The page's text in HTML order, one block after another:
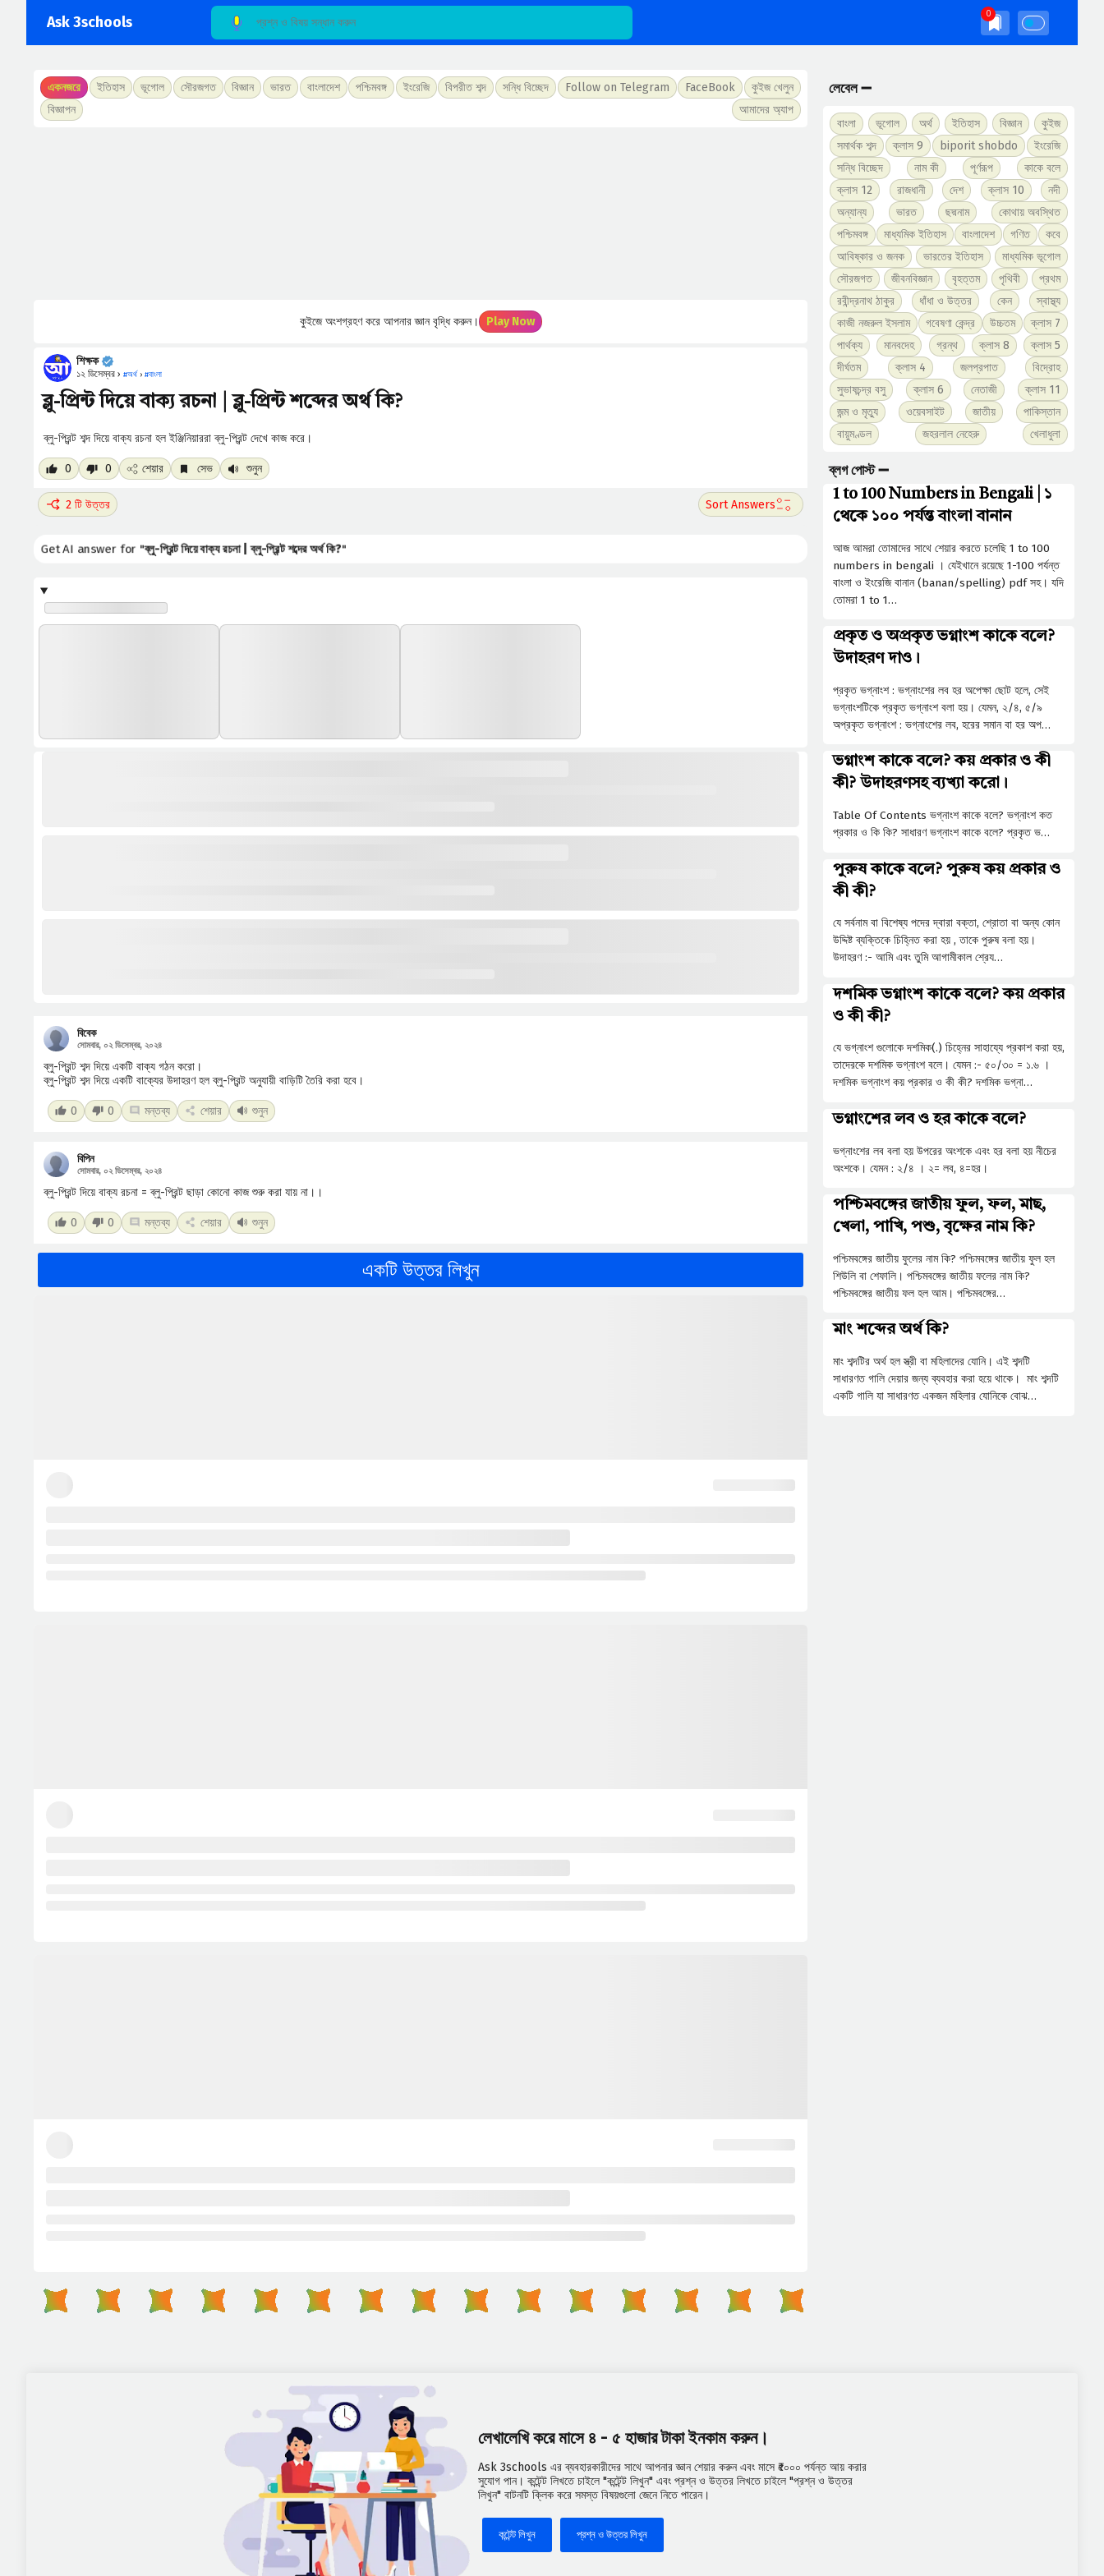
Ask 3schools
একনজরে ইতিহাস ভূগোল সৌরজগত বিজ্ঞান ভারত বাংলাদেশ পশ্চিমবঙ্গ ইংরেজি বিপরীত শব্দ সন্ধি বিচ্ছেদ Follow on Telegram FaceBook
কুইজ খেলুন
বিজ্ঞাপন
আমাদের অ্যাপ
কুইজে অংশগ্রহণ করে আপনার জ্ঞান বৃদ্ধি করুন। Play Now
শিক্ষক
১২ ডিসেম্বর › #অর্থ › #বাংলা
ব্লু-প্রিন্ট দিয়ে বাক্য রচনা | ব্লু-প্রিন্ট শব্দের অর্থ কি?
ব্লু-প্রিন্ট শব্দ দিয়ে বাক্য রচনা হল ইঞ্জিনিয়াররা ব্লু-প্রিন্ট দেখে কাজ করে।
0 0 শেয়ার সেভ শুনুন
2 টি উত্তর
Get AI answer for "ব্লু-প্রিন্ট দিয়ে বাক্য রচনা | ব্লু-প্রিন্ট শব্দের অর্থ কি?"
বিবেক
সোমবার, ০২ ডিসেম্বর, ২০২৪
ব্লু-প্রিন্ট শব্দ দিয়ে একটি বাক্য গঠন করো।
ব্লু-প্রিন্ট শব্দ দিয়ে একটি বাক্যের উদাহরণ হল ব্লু-প্রিন্ট অনুযায়ী বাড়িটি তৈরি করা হবে।
0 0 মন্তব্য শেয়ার শুনুন
বিপিন
সোমবার, ০২ ডিসেম্বর, ২০২৪
ব্লু-প্রিন্ট দিয়ে বাক্য রচনা = ব্লু-প্রিন্ট ছাড়া কোনো কাজ শুরু করা যায় না।।
0 0 মন্তব্য শেয়ার শুনুন
একটি উত্তর লিখুন
লেবেল ➖
বাংলা ভূগোল অর্থ ইতিহাস বিজ্ঞান
কুইজ
সমার্থক শব্দ
ক্লাস 9 biporit shobdo
ইংরেজি
সন্ধি বিচ্ছেদ
নাম কী পূর্ণরূপ
কাকে বলে
ক্লাস 12
রাজধানী দেশ ক্লাস 10
নদী
অন্যান্য
ভারত ছদ্মনাম
কোথায় অবস্থিত
পশ্চিমবঙ্গ
মাধ্যমিক ইতিহাস বাংলাদেশ গণিত
কবে
আবিষ্কার ও জনক
ভারতের ইতিহাস
মাধ্যমিক ভূগোল
সৌরজগত
জীবনবিজ্ঞান বৃহত্তম পৃথিবী
প্রথম
রবীন্দ্রনাথ ঠাকুর
ধাঁধা ও উত্তর কেন
স্বাস্থ্য
কাজী নজরুল ইসলাম
গবেষণা কেন্দ্র উচ্চতম
ক্লাস 7
পার্থক্য
মানবদেহ গ্রন্থ ক্লাস 8
ক্লাস 5
দীর্ঘতম
ক্লাস 4 জলপ্রপাত
বিদ্রোহ
সুভাষচন্দ্র বসু
ক্লাস 6 নেতাজী
ক্লাস 11
জন্ম ও মৃত্যু
ওয়েবসাইট জাতীয়
পাকিস্তান
বায়ুমণ্ডল
জহরলাল নেহেরু খেলাধুলা
ব্লগ পোস্ট ➖
1 to 100 Numbers in Bengali | ১
থেকে ১০০ পর্যন্ত বাংলা বানান
আজ আমরা তোমাদের সাথে শেয়ার করতে চলেছি 1 to 100
numbers in bengali । যেইখানে রয়েছে 1-100 পর্যন্ত
বাংলা ও ইংরেজি বানান (banan/spelling) pdf সহ। যদি
তোমরা 1 to 1…
প্রকৃত ও অপ্রকৃত ভগ্নাংশ কাকে বলে?
উদাহরণ দাও।
প্রকৃত ভগ্নাংশ : ভগ্নাংশের লব হর অপেক্ষা ছােট হলে, সেই
ভগ্নাংশটিকে প্রকৃত ভগ্নাংশ বলা হয়। যেমন, ২/৪, ৫/৯
অপ্রকৃত ভগ্নাংশ : ভগ্নাংশের লব, হরের সমান বা হর অপ…
ভগ্নাংশ কাকে বলে? কয় প্রকার ও কী
কী? উদাহরণসহ ব্যখ্যা করো।
Table Of Contents ভগ্নাংশ কাকে বলে? ভগ্নাংশ কত
প্রকার ও কি কি? সাধারণ ভগ্নাংশ কাকে বলে? প্রকৃত ভ…
পুরুষ কাকে বলে? পুরুষ কয় প্রকার ও
কী কী?
যে সর্বনাম বা বিশেষ্য পদের দ্বারা বক্তা, শ্রোতা বা অন্য কোন
উদ্দিষ্ট ব্যক্তিকে চিহ্নিত করা হয় , তাকে পুরুষ বলা হয়।
উদাহরণ :- আমি এবং তুমি আগামীকাল শ্রেয…
দশমিক ভগ্নাংশ কাকে বলে? কয় প্রকার
ও কী কী?
যে ভগ্নাংশ গুলোকে দশমিক(.) চিহ্নের সাহায্যে প্রকাশ করা হয়,
তাদেরকে দশমিক ভগ্নাংশ বলে। যেমন :- ৫০/৩০ = ১.৬ ।
দশমিক ভগ্নাংশ কয় প্রকার ও কী কী? দশমিক ভগ্না…
ভগ্নাংশের লব ও হর কাকে বলে?
ভগ্নাংশের লব বলা হয় উপরের অংশকে এবং হর বলা হয় নীচের
অংশকে। যেমন : ২/৪ । ২= লব, ৪=হর।
পশ্চিমবঙ্গের জাতীয় ফুল, ফল, মাছ,
খেলা, পাখি, পশু, বৃক্ষের নাম কি?
পশ্চিমবঙ্গের জাতীয় ফুলের নাম কি? পশ্চিমবঙ্গের জাতীয় ফুল হল
শিউলি বা শেফালি। পশ্চিমবঙ্গের জাতীয় ফলের নাম কি?
পশ্চিমবঙ্গের জাতীয় ফল হল আম। পশ্চিমবঙ্গের…
মাং শব্দের অর্থ কি?
মাং শব্দটির অর্থ হল স্ত্রী বা মহিলাদের যোনি। এই শব্দটি
সাধারণত গালি দেয়ার জন্য ব্যবহার করা হয়ে থাকে। মাং শব্দটি
একটি গালি যা সাধারণত একজন মহিলার যোনিকে বোঝ…
লেখালেখি করে মাসে ৪ - ৫ হাজার টাকা ইনকাম করুন।
Ask 3schools এর ব্যবহারকারীদের সাথে আপনার জ্ঞান শেয়ার করুন এবং মাসে ₹৫০০০ পর্যন্ত আয় করার
সুযোগ পান। কন্টেন্ট লিখতে চাইলে "কন্টেন্ট লিখুন" এবং প্রশ্ন ও উত্তর লিখতে চাইলে "প্রশ্ন ও উত্তর
লিখুন" বাটনটি ক্লিক করে সমস্ত বিষয়গুলো জেনে নিতে পারেন।
কন্টেন্ট লিখুন প্রশ্ন ও উত্তর লিখুন